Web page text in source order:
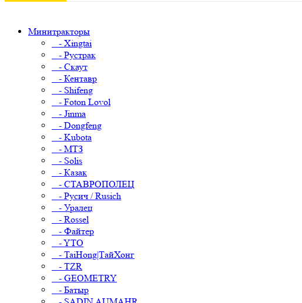
Минитракторы
- Xingtai
- Рустрак
- Скаут
- Кентавр
- Shifeng
- Foton Lovol
- Jinma
- Dongfeng
- Kubota
- МТЗ
- Solis
- Казак
- СТАВРОПОЛЕЦ
- Русич / Rusich
- Уралец
- Rossel
- Файтер
- YTO
- TaiHong|ТайХонг
- TZR
- GEOMETRY
- Батыр